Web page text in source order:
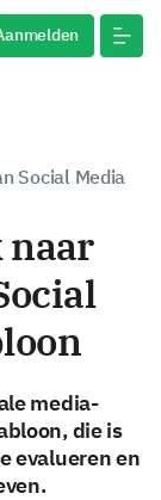
Social Media
naar
media-
die is
evalueren en